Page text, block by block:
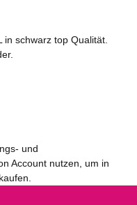
in schwarz top Qualität.
und
Account nutzen, um in